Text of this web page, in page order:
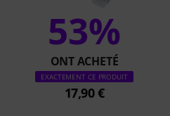
53%
ONT ACHETÉ
EXACTEMENT CE PRODUIT
17,90 €